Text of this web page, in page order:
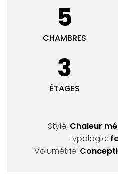
5
CHAMBRES
3
ÉTAGES
Style: Chaleur
Typologie:
Volumétrie: